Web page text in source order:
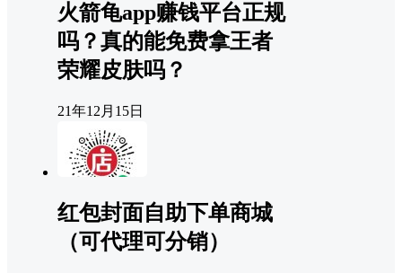
火箭龟app赚钱平台正规
吗？真的能免费拿王者
荣耀皮肤吗？
21年12月15日
红包封面自助下单商城
（可代理可分销）